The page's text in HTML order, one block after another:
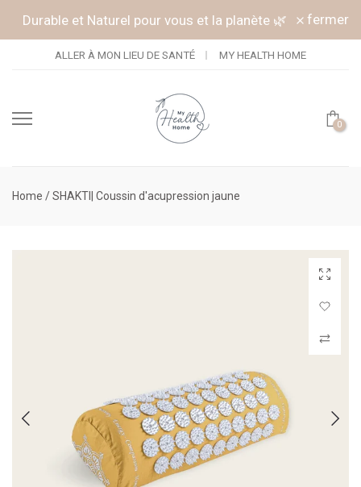
Durable et Naturel pour vous et la planète 🌿 fermer
ALLER À MON LIEU DE SANTÉ MY HEALTH HOME
0
Home /SHAKTI| Coussin d'acupression jaune
Cliquez
Comparer